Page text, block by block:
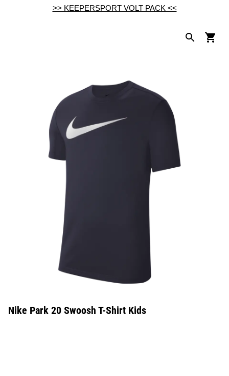
>> KEEPERSPORT VOLT PACK <<
Nike Park 20 Swoosh T-Shirt Kids